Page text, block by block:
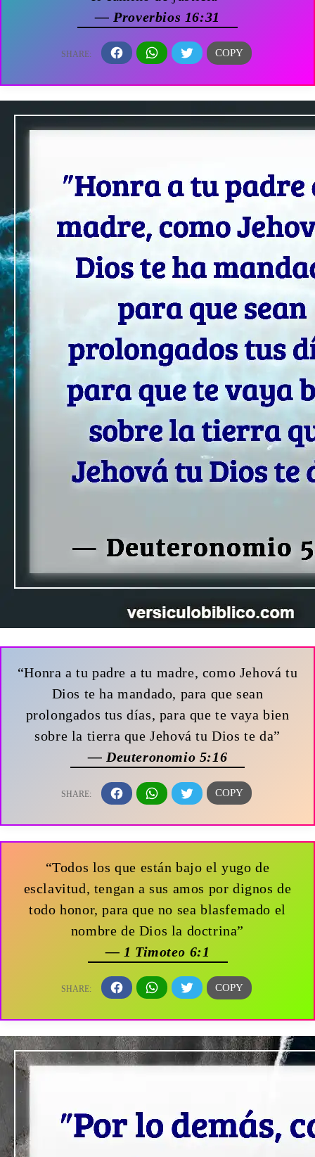
— Proverbios 16:31
“Honra a tu padre a tu madre, como Jehová tu
Dios te ha mandado, para que sean
prolongados tus días, para que te vaya bien
sobre la tierra que Jehová tu Dios te da”
— Deuteronomio 5:16
“Todos los que están bajo el yugo de
esclavitud, tengan a sus amos por dignos de
todo honor, para que no sea blasfemado el
nombre de Dios la doctrina”
— 1 Timoteo 6:1